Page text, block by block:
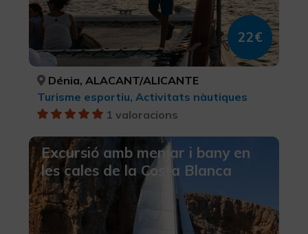
22€
Dénia, ALACANT/ALICANTE
Turisme esportiu, Activitats nàutiques
1 valoracions
Excursió amb menjar i bany en
les cales de la Costa Blanca